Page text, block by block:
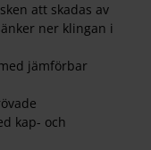
att skadas av
ner klingan i
jämförbar
kap- och